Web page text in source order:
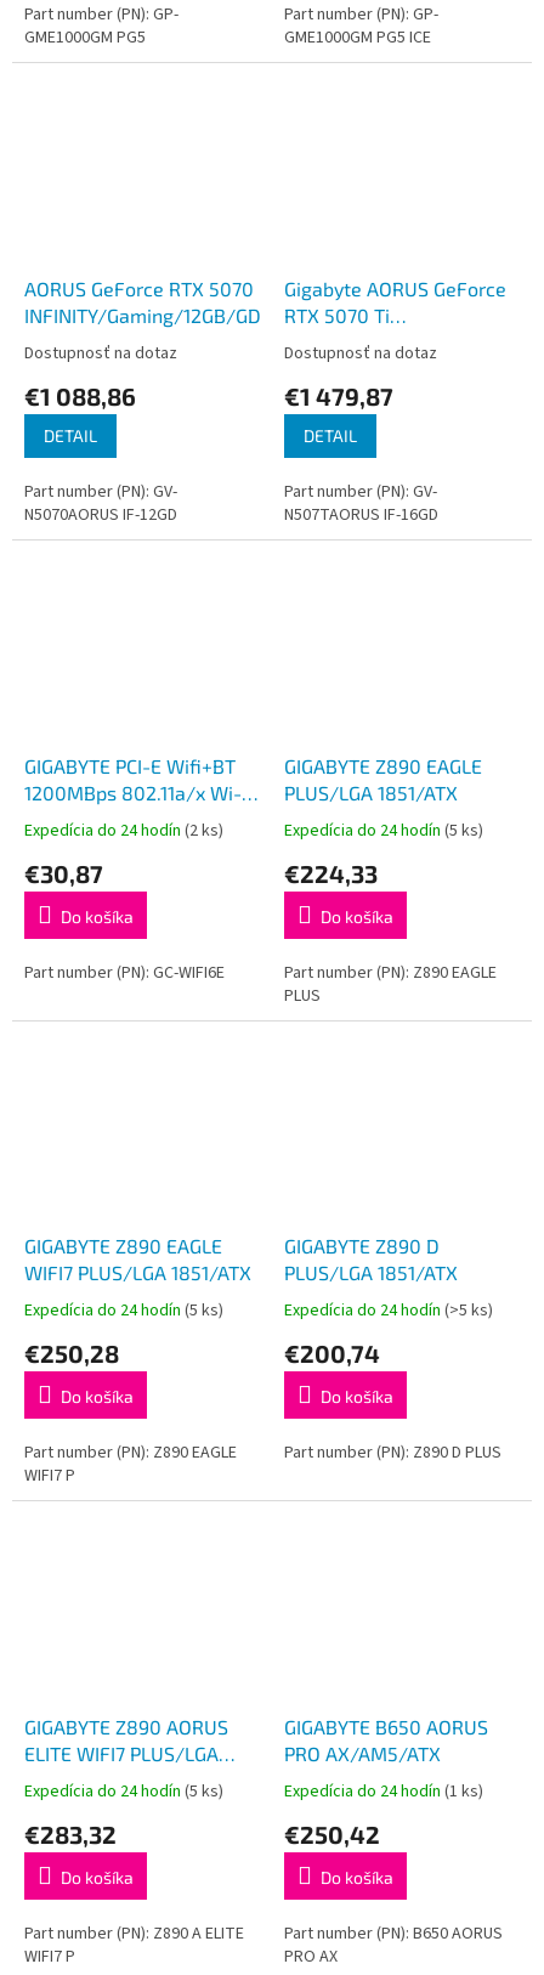
Part number (PN): GP-
GME1000GM PG5
Part number (PN): GP-
GME1000GM PG5 ICE
AORUS GeForce RTX 5070
INFINITY/Gaming/12GB/GDDR7
Dostupnosť na dotaz
€1 088,86
DETAIL
Part number (PN): GV-
N5070AORUS IF-12GD
Gigabyte AORUS GeForce
RTX 5070 Ti
INFINITY/Gaming/16GB/
Dostupnosť na dotaz
€1 479,87
DETAIL
Part number (PN): GV-
N507TAORUS IF-16GD
GIGABYTE PCI-E Wifi+BT
1200MBps 802.11a/x Wi-Fi
Expedícia do 24 hodín (2 ks)
€30,87
Do košíka
Part number (PN): GC-WIFI6E
GIGABYTE Z890 EAGLE
PLUS/LGA 1851/ATX
Expedícia do 24 hodín (5 ks)
€224,33
Do košíka
Part number (PN): Z890 EAGLE
PLUS
GIGABYTE Z890 EAGLE
WIFI7 PLUS/LGA 1851/ATX
Expedícia do 24 hodín (5 ks)
€250,28
Do košíka
Part number (PN): Z890 EAGLE
WIFI7 P
GIGABYTE Z890 D
PLUS/LGA 1851/ATX
Expedícia do 24 hodín (>5 ks)
€200,74
Do košíka
Part number (PN): Z890 D PLUS
GIGABYTE Z890 AORUS
ELITE WIFI7 PLUS/LGA
1851/ATX
Expedícia do 24 hodín (5 ks)
€283,32
Do košíka
Part number (PN): Z890 A ELITE
WIFI7 P
GIGABYTE B650 AORUS
PRO AX/AM5/ATX
Expedícia do 24 hodín (1 ks)
€250,42
Do košíka
Part number (PN): B650 AORUS
PRO AX